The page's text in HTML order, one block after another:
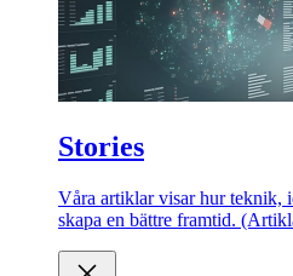
Stories
Våra artiklar visar hur teknik,
skapa en bättre framtid.